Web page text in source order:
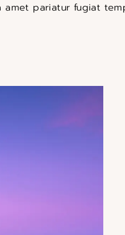
amet pariatur fugiat